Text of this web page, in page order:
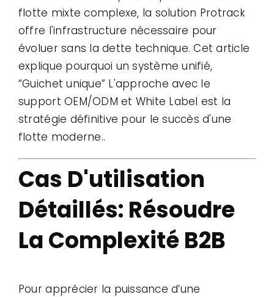
flotte mixte complexe, la solution Protrack
offre l'infrastructure nécessaire pour
évoluer sans la dette technique. Cet article
explique pourquoi un système unifié,
“Guichet unique” L'approche avec le
support OEM/ODM et White Label est la
stratégie définitive pour le succès d'une
flotte moderne..
Cas D'utilisation
Détaillés: Résoudre
La Complexité B2B
Pour apprécier la puissance d’une